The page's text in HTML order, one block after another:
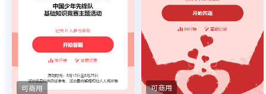
可商用 可商用